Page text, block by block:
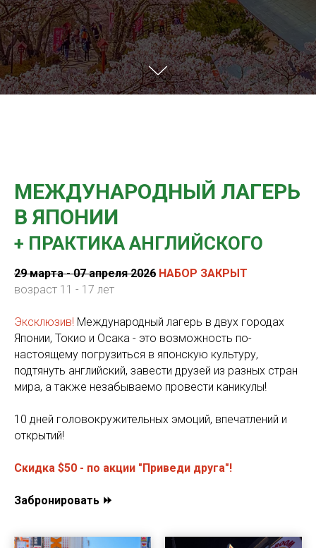
МЕЖДУНАРОДНЫЙ ЛАГЕРЬ
В ЯПОНИИ
+ ПРАКТИКА АНГЛИЙСКОГО
29 марта - 07 апреля 2026 НАБОР ЗАКРЫТ
возраст 11 - 17 лет
Эксклюзив! Международный лагерь в двух городах
Японии, Токио и Осака - это возможность по-
настоящему погрузиться в японскую культуру,
подтянуть английский, завести друзей из разных стран
мира, а также незабываемо провести каникулы!
10 дней головокружительных эмоций, впечатлений и
открытий!
Скидка $50 - по акции "Приведи друга"!
Забронировать ⏩